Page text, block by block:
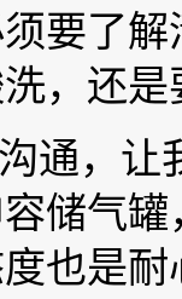
要了
，还
通，让
储气
也是